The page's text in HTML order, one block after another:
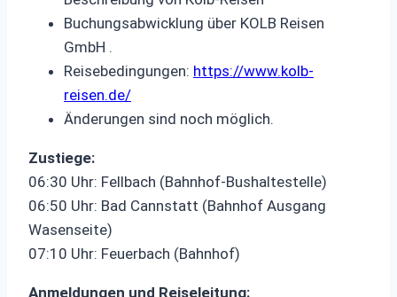
Buchungsabwicklung über KOLB Reisen
GmbH .
Reisebedingungen: https://www.kolb-
reisen.de/
Änderungen sind noch möglich.
Zustiege:
06:30 Uhr: Fellbach (Bahnhof-Bushaltestelle)
06:50 Uhr: Bad Cannstatt (Bahnhof Ausgang
Wasenseite)
07:10 Uhr: Feuerbach (Bahnhof)
Anmeldungen und Reiseleitung: